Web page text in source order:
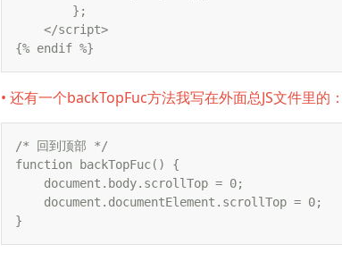
        };
    </script>
{% endif %}
• 还有一个backTopFuc方法我写在外面总JS文件里的：
/* 回到顶部 */
function backTopFuc() {
    document.body.scrollTop = 0;
    document.documentElement.scrollTop = 0;
}